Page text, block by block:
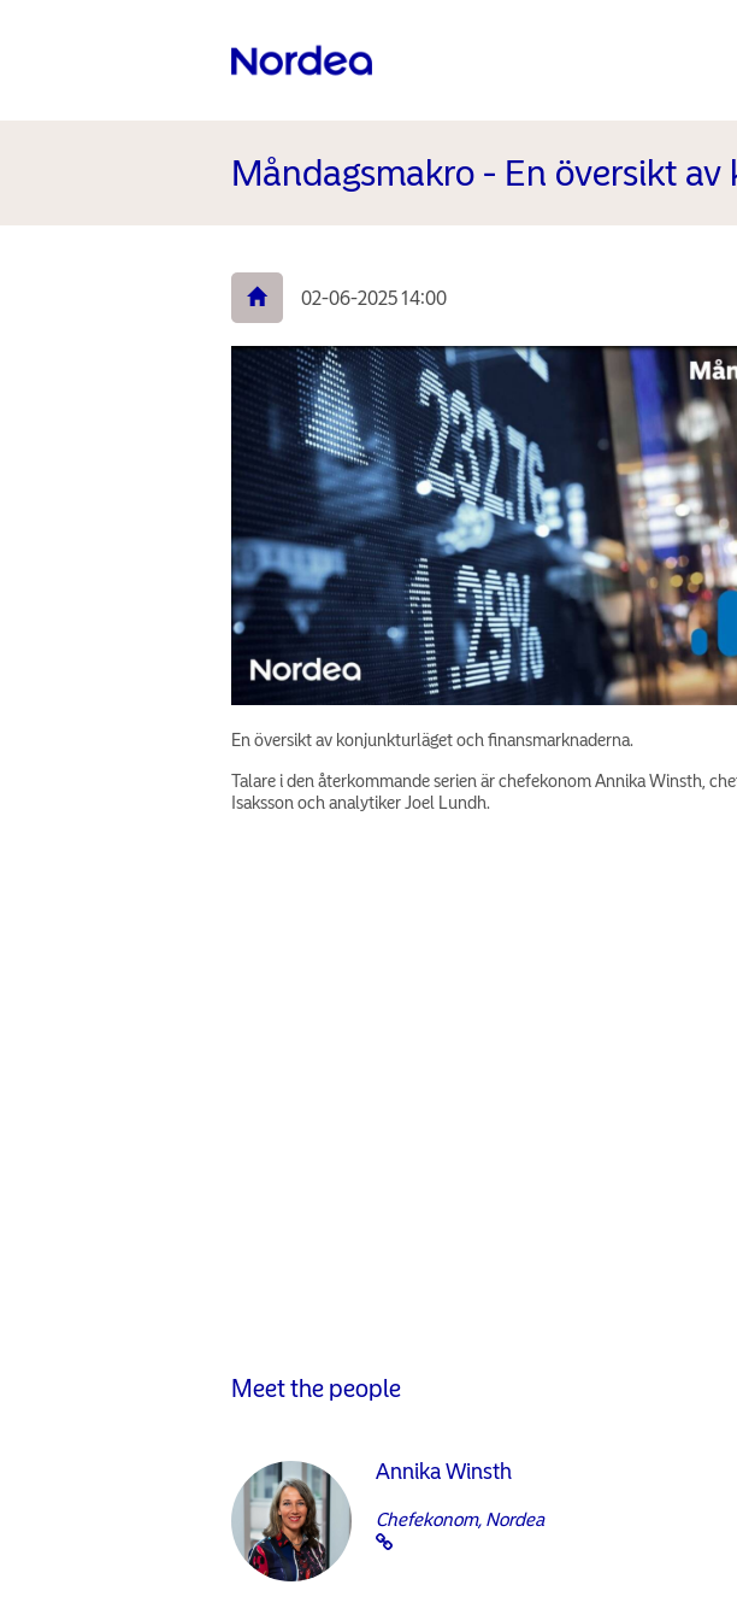
Måndagsmakro - En översikt
02-06-2025 14:00
En översikt av konjunkturläget och finansmarknaderna.
Talare i den återkommande serien är chefekonom Annika Winsth,
Isaksson och analytiker Joel Lundh.
Meet the people
Annika Winsth
Chefekonom, Nordea